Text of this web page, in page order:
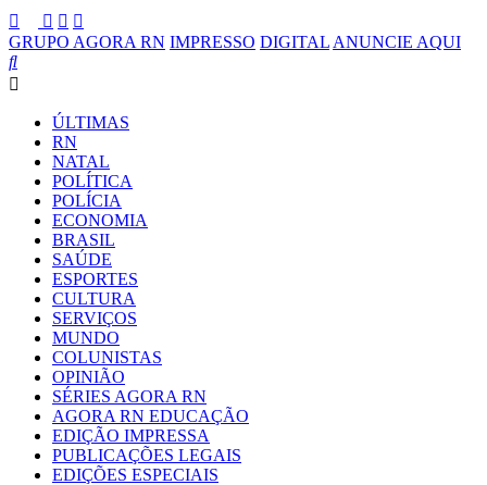
GRUPO AGORA RN IMPRESSO DIGITAL ANUNCIE AQUI
ÚLTIMAS
RN
NATAL
POLÍTICA
POLÍCIA
ECONOMIA
BRASIL
SAÚDE
ESPORTES
CULTURA
SERVIÇOS
MUNDO
COLUNISTAS
OPINIÃO
SÉRIES AGORA RN
AGORA RN EDUCAÇÃO
EDIÇÃO IMPRESSA
PUBLICAÇÕES LEGAIS
EDIÇÕES ESPECIAIS